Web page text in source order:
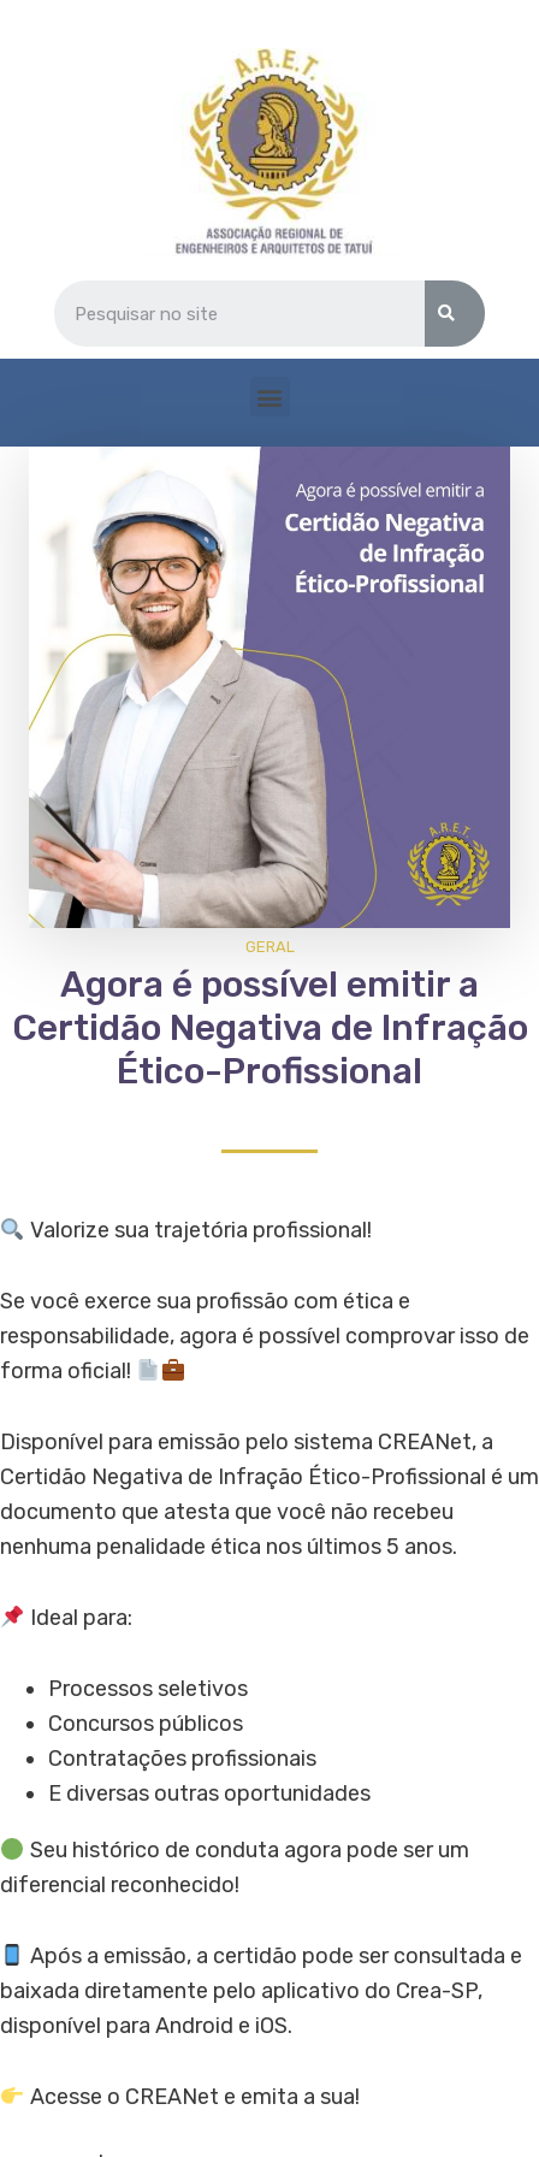
GERAL
Agora é possível emitir a
Certidão Negativa de Infração
Ético-Profissional
Valorize sua trajetória profissional!
Se você exerce sua profissão com ética e
responsabilidade, agora é possível comprovar isso de
forma oficial!
Disponível para emissão pelo sistema CREANet, a
Certidão Negativa de Infração Ético-Profissional é um
documento que atesta que você não recebeu
nenhuma penalidade ética nos últimos 5 anos.
Ideal para:
Processos seletivos
Concursos públicos
Contratações profissionais
E diversas outras oportunidades
Seu histórico de conduta agora pode ser um
diferencial reconhecido!
Após a emissão, a certidão pode ser consultada e
baixada diretamente pelo aplicativo do Crea-SP,
disponível para Android e iOS.
Acesse o CREANet e emita a sua!